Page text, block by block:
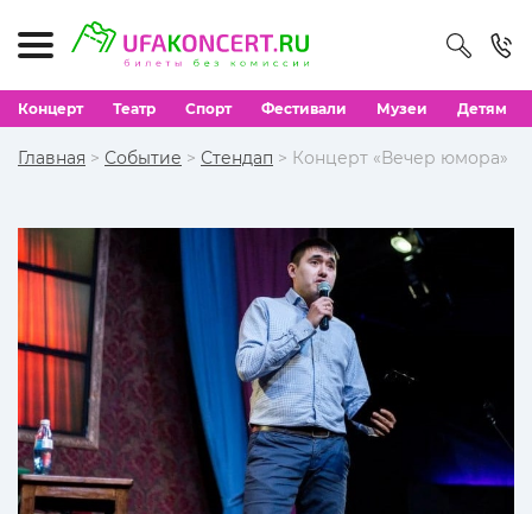
Концерт Театр Спорт Фестивали Музеи Детям
Главная > Событие > Стендап > Концерт «Вечер юмора»